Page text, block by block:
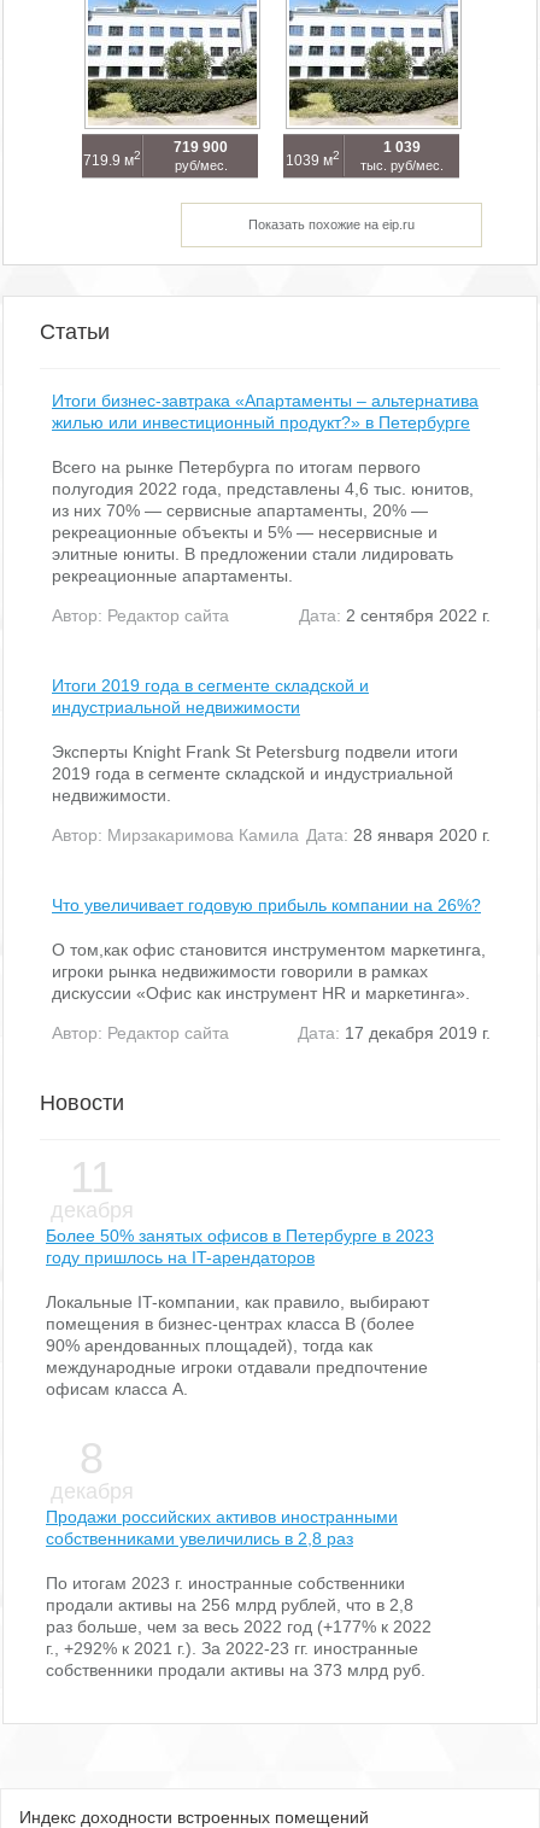
Индекс доходности встроенных помещений
719.9 м2 719 900
руб/мес. 1039 м2 1 039
тыс. руб/мес.
Показать похожие на eip.ru
Статьи
Итоги бизнес-завтрака «Апартаменты – альтернатива
жилью или инвестиционный продукт?» в Петербурге
Всего на рынке Петербурга по итогам первого
полугодия 2022 года, представлены 4,6 тыс. юнитов,
из них 70% — сервисные апартаменты, 20% —
рекреационные объекты и 5% — несервисные и
элитные юниты. В предложении стали лидировать
рекреационные апартаменты.
Автор: Редактор сайта Дата: 2 сентября 2022 г.
Итоги 2019 года в сегменте складской и
индустриальной недвижимости
Эксперты Knight Frank St Petersburg подвели итоги
2019 года в сегменте складской и индустриальной
недвижимости.
Автор: Мирзакаримова Камила Дата: 28 января 2020 г.
Что увеличивает годовую прибыль компании на 26%?
О том,как офис становится инструментом маркетинга,
игроки рынка недвижимости говорили в рамках
дискуссии «Офис как инструмент HR и маркетинга».
Автор: Редактор сайта Дата: 17 декабря 2019 г.
Новости
11
декабря
Более 50% занятых офисов в Петербурге в 2023
году пришлось на IT-арендаторов
Локальные IT-компании, как правило, выбирают
помещения в бизнес-центрах класса В (более
90% арендованных площадей), тогда как
международные игроки отдавали предпочтение
офисам класса А.
8
декабря
Продажи российских активов иностранными
собственниками увеличились в 2,8 раз
По итогам 2023 г. иностранные собственники
продали активы на 256 млрд рублей, что в 2,8
раз больше, чем за весь 2022 год (+177% к 2022
г., +292% к 2021 г.). За 2022-23 гг. иностранные
собственники продали активы на 373 млрд руб.